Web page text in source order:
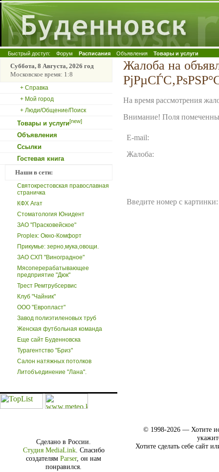
Быстрый доступ: Форум Расписания Объявления Товары и услуги
Суббота, 8 Августа, 2026 год
Московское время: 1:8
+ Справка
+ Мой город
+ Люди/Общение/Поиск
Товары и услуги[new]
Объявления
Ссылки
Гостевая книга
Наши в сети:
Святокрестовская православная
страничка
КФХ Агат
Стоматология Юнидент
ЗАО "Прасковейское"
Proplex: Окно-Комфорт
Прикумье: зерно,мука,овощи.
ЗАО СХП "Виноградное"
Мясоперерабатывающее
предприятие "Дюк"
Трест Ремтрубсервис
Клуб "Чайник"
ООО "Европласт"
Завод полиэтиленовых труб
Женская футбольная команда
Еще сайт Буденновска
Турагентство "Бриз"
Салон натяжных потолков
Литобъединение "Лана".
Жалоба на
На время рассмотрения
Внимание! Поля
E-mail:
Жалоба:
Введите номер с картинки:
Сделано в России.
Студия MediaLink. Спасибо
создателям Parser, он нам
понравился.
© 1998-2026 — Хотите
Хотите сделать себе сайт